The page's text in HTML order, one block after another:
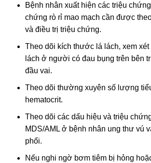
Bệnh nhân xuất hiện các triệu
chứng rò rỉ mao mạch cần được
và điều trị triệu chứng.
Theo dõi kích thước lá lách, xem
lách ở người có đau bụng trên bên
đầu vai.
Theo dõi thường xuyên số lượng
hematocrit.
Theo dõi các dấu hiệu và triệu
MDS/AML ở bệnh nhân ung thư vú
phổi.
Nếu nghi ngờ bơm tiêm bị hỏng